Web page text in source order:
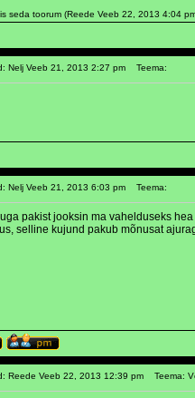
seda toorum (Reede Veeb 22, 2013 4:04
Nelj Veeb 21, 2013 2:27 pm Teema:
Nelj Veeb 21, 2013 6:03 pm Teema:
pakist jooksin ma vahelduseks
selline kujund pakub mõnusat
Reede Veeb 22, 2013 12:39 pm Teema: